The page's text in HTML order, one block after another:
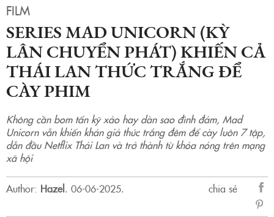
FILM
SERIES MAD UNICORN (KỲ
LÂN CHUYỂN PHÁT) KHIẾN CẢ
THÁI LAN THỨC TRẮNG ĐỂ
CÀY PHIM
Không cần bom tấn kỹ xảo hay dàn sao đình đám, Mad
Unicorn vẫn khiến khán giả thức trắng đêm để cày luôn 7 tập,
dẫn đầu Netflix Thái Lan và trở thành từ khóa nóng trên mạng
xã hội
Author: Hazel. 06-06-2025.
chia sẻ
sẻ